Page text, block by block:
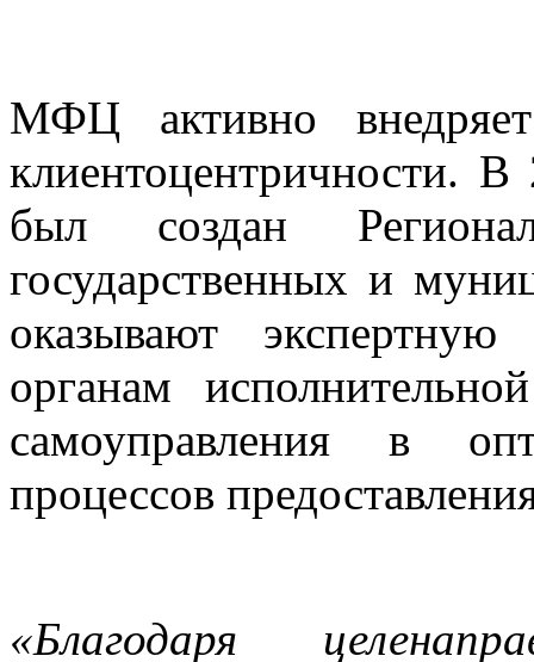
МФЦ активно
клиентоцентричности.
был создан
государственных и
оказывают
органам
самоуправления в
процессов
«Благодаря